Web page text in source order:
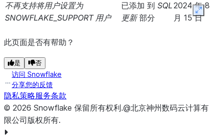
不再支持将用户设置为
SNOWFLAKE_SUPPORT 用户
已添加 到 SQL
更新部分
2024 年 8
月 15 日
此页面是否有帮助？
是 否
访问 Snowflake
分享您的反馈
隐私策略服务条款
© 2026 Snowflake 保留所有权利.@北京神州数码云计算有
限公司版权所有.